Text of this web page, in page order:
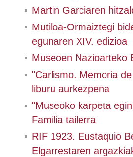
Martin Garciaren
Mutiloa-Ormaiztegi
egunaren XIV. edizioa
Museoen Nazioarteko
"Carlismo. Memoria
liburu aurkezpena
"Museoko karpeta
Familia tailerra
RIF 1923. Eustaquio
Elgarrestaren